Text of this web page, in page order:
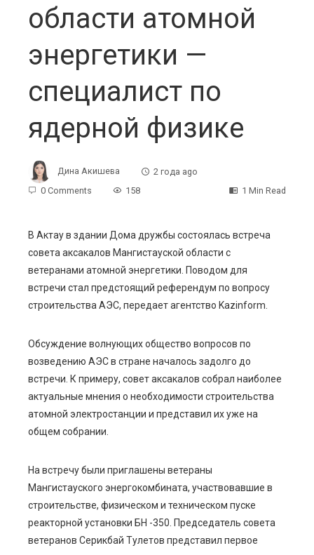
области атомной
энергетики —
специалист по
ядерной физике
Дина Акишева
2 года ago
0 Comments
158 1 Min Read
В Актау в здании Дома дружбы состоялась встреча
совета аксакалов Мангистауской области с
ветеранами атомной энергетики. Поводом для
встречи стал предстоящий референдум по вопросу
строительства АЭС, передает агентство Kazinform.
Обсуждение волнующих общество вопросов по
возведению АЭС в стране началось задолго до
встречи. К примеру, совет аксакалов собрал наиболее
актуальные мнения о необходимости строительства
атомной электростанции и представил их уже на
общем собрании.
На встречу были приглашены ветераны
Мангистауского энергокомбината, участвовавшие в
строительстве, физическом и техническом пуске
реакторной установки БН -350. Председатель совета
ветеранов Серикбай Тулетов представил первое